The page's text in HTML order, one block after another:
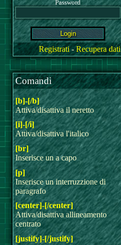
Password
Registrati-Recupera dati
Comandi
[b]-[/b]
Attiva/disattiva il neretto
[i]-[/i]
Attiva/disattiva l'italico
[br]
Inserisce un a capo
[p]
Inserisce un interruzzione di
paragrafo
[center]-[/center]
Attiva/disattiva allineamento
centrato
[justify]-[/justify]